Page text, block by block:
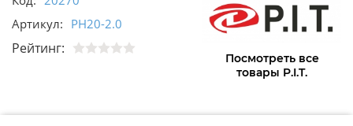
Артикул: PH20-2.0
Рейтинг:
Посмотреть все
товары P.I.T.